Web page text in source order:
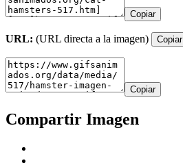
Copiar
URL: (URL directa a la imagen) Copiar
Copiar
Compartir Imagen